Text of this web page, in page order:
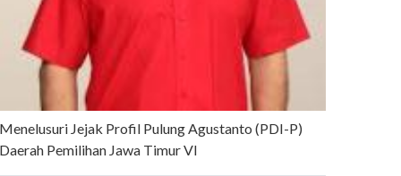
Jejak Profil Pulung Agustanto (PDI-P)
Pemilihan Jawa Timur VI